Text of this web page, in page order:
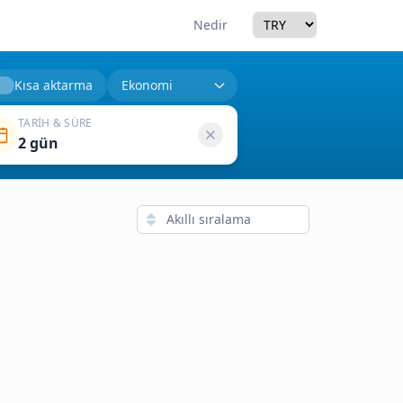
Nedir Currency
Kısa aktarma
TARIH & SÜRE
2 gün